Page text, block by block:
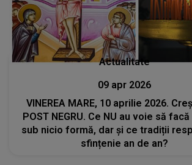
Actualitate
09 apr 2026
VINEREA MARE, 10 aprilie 2026.
POST NEGRU. Ce NU au voie să
sub nicio formă, dar și ce tradiții
sfințenie an de an?